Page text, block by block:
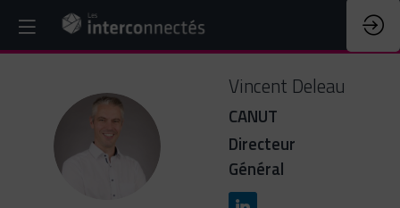
VD
Vincent Deleau
CANUT
Directeur
Général